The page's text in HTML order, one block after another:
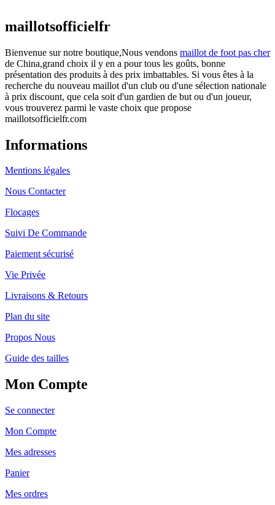
maillotsofficielfr
Bienvenue sur notre boutique,Nous vendons maillot de foot pas cher
de China,grand choix il y en a pour tous les goûts, bonne
présentation des produits à des prix imbattables. Si vous êtes à la
recherche du nouveau maillot d'un club ou d'une sélection nationale
à prix discount, que cela soit d'un gardien de but ou d'un joueur,
vous trouverez parmi le vaste choix que propose
maillotsofficielfr.com
Informations
Mentions légales
Nous Contacter
Flocages
Suivi De Commande
Paiement sécurisé
Vie Privée
Livraisons & Retours
Plan du site
Propos Nous
Guide des tailles
Mon Compte
Se connecter
Mon Compte
Mes adresses
Panier
Mes ordres